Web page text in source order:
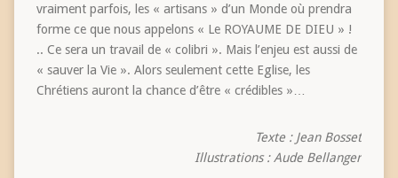
vraiment parfois, les « artisans » d’un Monde où prendra
forme ce que nous appelons « Le ROYAUME DE DIEU » !
.. Ce sera un travail de « colibri ». Mais l’enjeu est aussi de
« sauver la Vie ». Alors seulement cette Eglise, les
Chrétiens auront la chance d’être « crédibles »…
Texte : Jean Bosset
Illustrations : Aude Bellanger